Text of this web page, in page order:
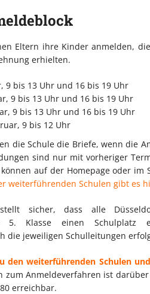
Eltern ihre Kinder anmelden,
erhielten.
9 bis 13 Uhr und 16 bis 19 Uhr
9 bis 13 Uhr und 16 bis 19 Uhr
9 bis 13 Uhr und 16 bis 19 Uhr
9 bis 12 Uhr
die Schule die Briefe, wenn die
sind nur mit vorheriger
auf der Homepage oder
weiterführenden Schulen gibt es
sicher, dass alle
5. Klasse einen Schulplatz
die jeweiligen Schulleitungen
den weiterführenden Schulen
zum Anmeldeverfahren ist
erreichbar.